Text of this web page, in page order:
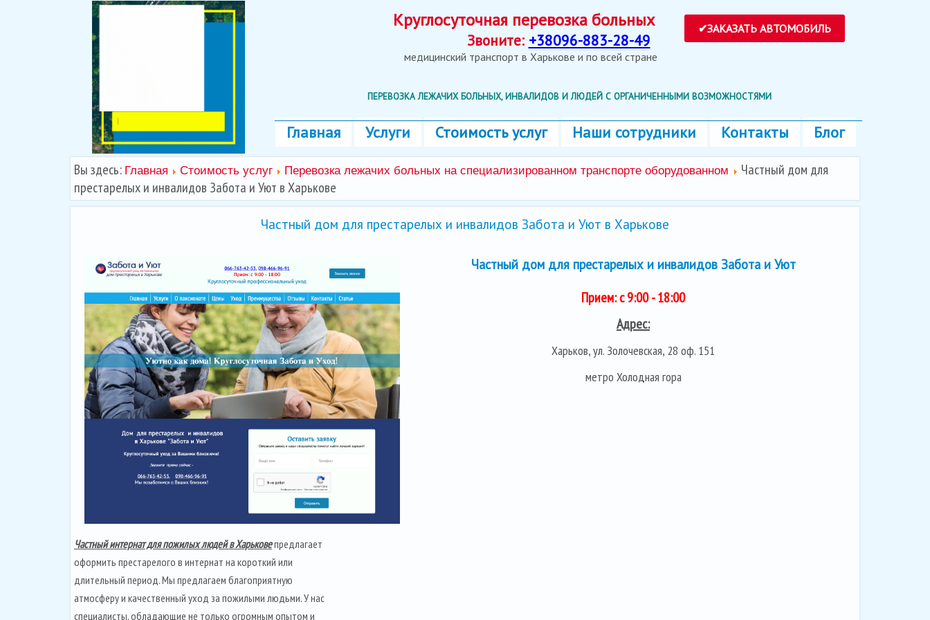
Круглосуточная перевозка больных
Звоните: +38096-883-28-49
медицинский транспорт в Харькове и по всей стране
ПЕРЕВОЗКА ЛЕЖАЧИХ БОЛЬНЫХ, ИНВАЛИДОВ И ЛЮДЕЙ С ОРГАНИЧЕННЫМИ ВОЗМОЖНОСТЯМИ
Главная Услуги Стоимость услуг Наши сотрудники Контакты Блог
Вы здесь: Главная Стоимость услуг Перевозка лежачих больных на специализированном транспорте оборудованном
Частный дом для
престарелых и инвалидов Забота и Уют в Харькове
Частный дом для престарелых и инвалидов Забота и Уют в Харькове
Частный дом для престарелых и инвалидов Забота и Уют
Прием: с 9:00 - 18:00
Адрес:
Харьков, ул. Золочевская, 28 оф. 151
метро Холодная гора
Частный интернат для пожилых людей в Харьковепредлагает
оформить престарелого в интернат на короткий или
длительный период. Мы предлагаем благоприятную
атмосферу и качественный уход за пожилыми людьми. У нас
специалисты, обладающие не только огромным опытом и